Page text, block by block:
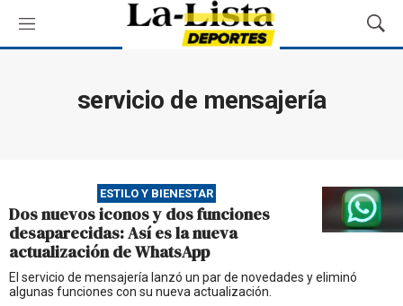
M
e
M
o
ú
s
q
u
servicio de mensajería
ESTILO Y BIENESTAR
Dos nuevos iconos y dos funciones
desaparecidas: Así es la nueva
actualización de WhatsApp
El servicio de mensajería lanzó un par de novedades y eliminó
algunas funciones con su nueva actualización.